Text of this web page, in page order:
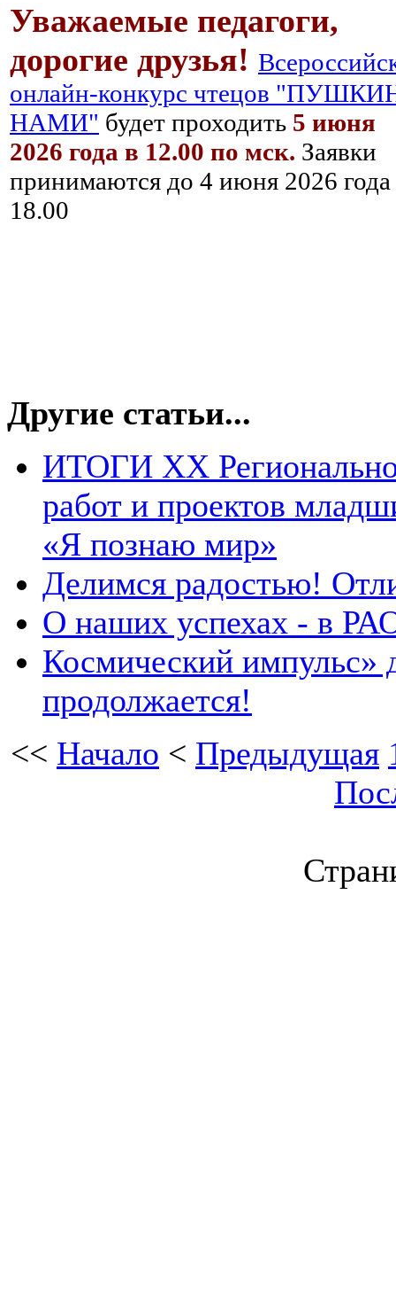
Уважаемые педагоги,
дорогие друзья!
онлайн-конкурс чтецов
НАМИ" будет проходить 5 июня
2026 года в 12.00 по мск. Заявки
принимаются до 4 июня 2026 года
18.00
Другие статьи...
ИТОГИ XX
работ и проектов
«Я познаю мир»
Делимся радостью!
О наших успехах - в
Космический импульс»
продолжается!
<< Начало < Предыдущая